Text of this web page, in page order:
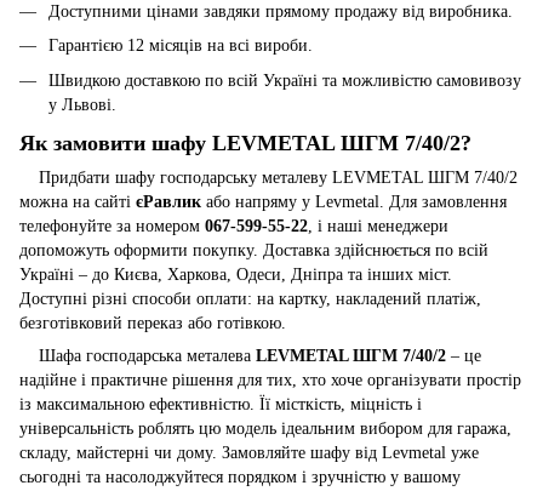
Доступними цінами завдяки прямому продажу від виробника.
Гарантією 12 місяців на всі вироби.
Швидкою доставкою по всій Україні та можливістю самовивозу
у Львові.
Як замовити шафу LEVMETAL ШГМ 7/40/2?
Придбати шафу господарську металеву LEVMETAL ШГМ 7/40/2
можна на сайті єРавлик або напряму у Levmetal. Для замовлення
телефонуйте за номером 067-599-55-22, і наші менеджери
допоможуть оформити покупку. Доставка здійснюється по всій
Україні – до Києва, Харкова, Одеси, Дніпра та інших міст.
Доступні різні способи оплати: на картку, накладений платіж,
безготівковий переказ або готівкою.
Шафа господарська металева LEVMETAL ШГМ 7/40/2 – це
надійне і практичне рішення для тих, хто хоче організувати простір
із максимальною ефективністю. Її місткість, міцність і
універсальність роблять цю модель ідеальним вибором для гаража,
складу, майстерні чи дому. Замовляйте шафу від Levmetal уже
сьогодні та насолоджуйтеся порядком і зручністю у вашому